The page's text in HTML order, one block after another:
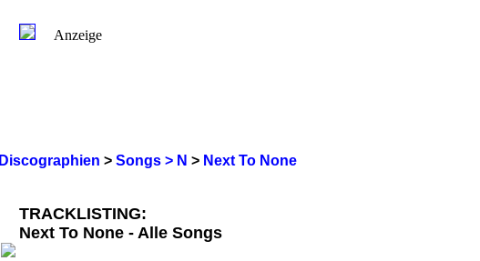
Discographien > Songs > N > Next To None
TRACKLISTING:
Next To None - Alle Songs
Anzeige